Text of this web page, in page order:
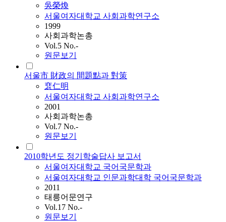
吳榮煥
서울여자대학교 사회과학연구소
1999
사회과학논총
Vol.5 No.-
원문보기
서울市 財政의 間題點과 對策
裵仁明
서울여자대학교 사회과학연구소
2001
사회과학논총
Vol.7 No.-
원문보기
2010학년도 정기학술답사 보고서
서울여자대학교 국어국문학과
서울여자대학교 인문과학대학 국어국문학과
2011
태릉어문연구
Vol.17 No.-
원문보기